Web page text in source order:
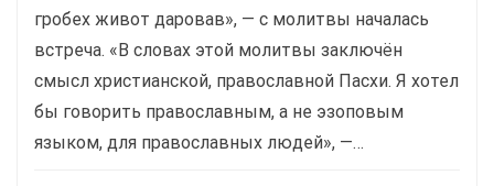
гробех живот даровав», — с молитвы началась
встреча. «В словах этой молитвы заключён
смысл христианской, православной Пасхи. Я хотел
бы говорить православным, а не эзоповым
языком, для православных людей», —…